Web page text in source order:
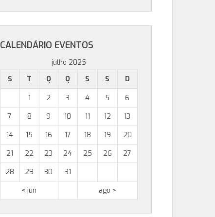
CALENDÁRIO EVENTOS
julho 2025
S
T Q Q S S D
1 2 3 4 5
6
7
8 9 10 11 12
13
14
15 16 17 18 19
20
21
22 23 24 25 26
27
28
29 30
31
< jun
ago >